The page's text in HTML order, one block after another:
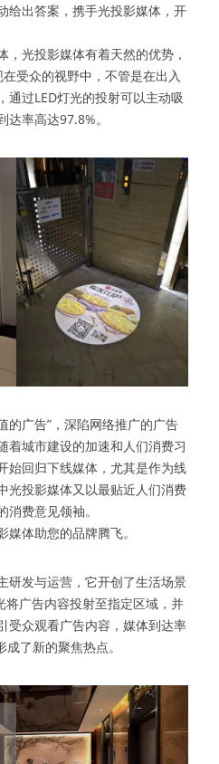
给出答案，携手光投影媒体，开
光投影媒体有着天然的优势，
受众的视野中，不管是在出入
通过LED灯光的投射可以主动吸
率高达97.8%。
的广告”，深陷网络推广的广告
着城市建设的加速和人们消费习
始回归下线媒体，尤其是作为线
光投影媒体又以最贴近人们消费
费意见领袖。
体助您的品牌腾飞。
研发与运营，它开创了生活场景
将广告内容投射至指定区域，并
受众观看广告内容，媒体到达率
了新的聚焦热点。